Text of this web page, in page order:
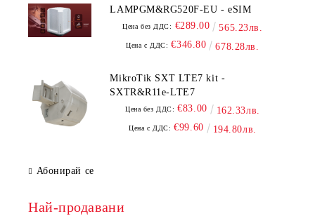
LAMPGM&RG520F-EU - eSIM
Цена без ДДС: €289.00 565.23лв.
Цена с ДДС: €346.80 678.28лв.
MikroTik SXT LTE7 kit -
SXTR&R11e-LTE7
Цена без ДДС: €83.00 162.33лв.
Цена с ДДС: €99.60 194.80лв.
Абонирай се
Най-продавани